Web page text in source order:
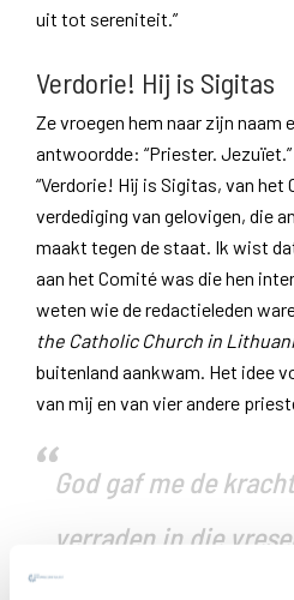
uit tot sereniteit.”
Verdorie! Hij is Sigitas
Ze vroegen hem naar zijn naam
antwoordde: “Priester.
“Verdorie! Hij is Sigitas, van het
verdediging van gelovigen, die
maakt tegen de staat. Ik wist
aan het Comité was die hen
weten wie de redactieleden
the Catholic Church in
buitenland aankwam. Het idee
van mij en van vier andere
God gaf me de
verraden in die
niet op de